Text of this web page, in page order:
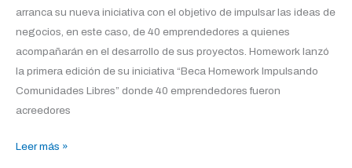
arranca su nueva iniciativa con el objetivo de impulsar las ideas de
negocios, en este caso, de 40 emprendedores a quienes
acompañarán en el desarrollo de sus proyectos. Homework lanzó
la primera edición de su iniciativa “Beca Homework Impulsando
Comunidades Libres” donde 40 emprendedores fueron
acreedores
Leer más »